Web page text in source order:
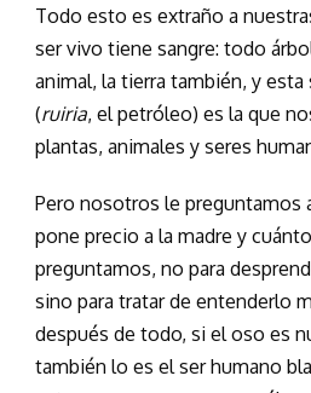
Todo esto es extraño a
ser vivo tiene sangre: todo
animal, la tierra también, y esta
(ruiria, el petróleo) es la que
plantas, animales y seres
Pero nosotros le preguntamos
pone precio a la madre y
preguntamos, no para
sino para tratar de entenderlo
después de todo, si el oso es
también lo es el ser humano